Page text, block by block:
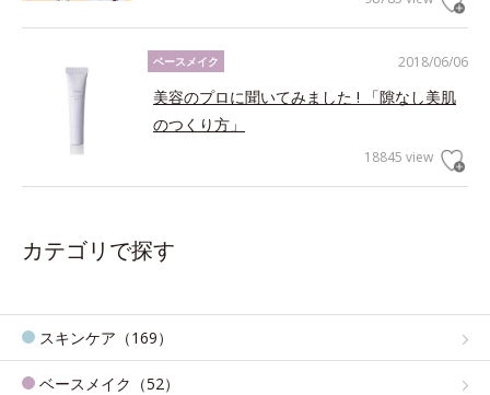
2018/06/06
ベースメイク
美容のプロに聞いてみました ! 「隙なし美肌
のつくり方」
18845 view
カテゴリで探す
スキンケア（169）
ベースメイク（52）